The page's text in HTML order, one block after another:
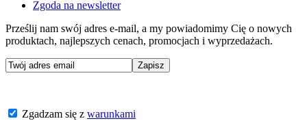
Zgoda na newsletter
Prześlij nam swój adres e-mail, a my powiadomimy Cię o nowych
produktach, najlepszych cenach, promocjach i wyprzedażach.
Zgadzam się z warunkami